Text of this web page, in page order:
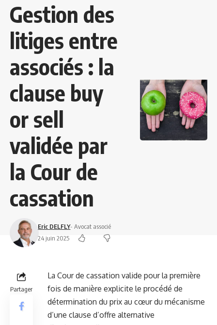
Gestion des
litiges entre
associés : la
clause buy
or sell
validée par
la Cour de
cassation
Eric DELFLY- Avocat associé
24 juin 2025
Partager
La Cour de cassation valide pour la première
fois de manière explicite le procédé de
détermination du prix au cœur du mécanisme
d’une clause d’offre alternative